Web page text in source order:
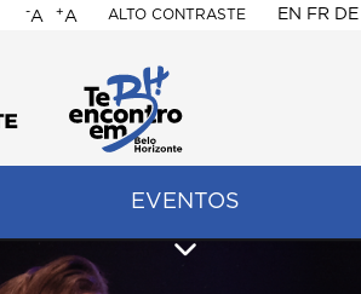
-A +A ALTO CONTRASTE EN FR DE
EVENTOS